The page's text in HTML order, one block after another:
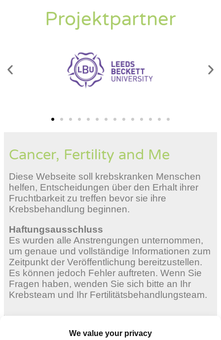
Projektpartner
Cancer, Fertility and Me
Diese Webseite soll krebskranken Menschen
helfen, Entscheidungen über den Erhalt ihrer
Fruchtbarkeit zu treffen bevor sie ihre
Krebsbehandlung beginnen.
Haftungsausschluss
Es wurden alle Anstrengungen unternommen,
um genaue und vollständige Informationen zum
Zeitpunkt der Veröffentlichung bereitzustellen.
Es können jedoch Fehler auftreten. Wenn Sie
Fragen haben, wenden Sie sich bitte an Ihr
Krebsteam und Ihr Fertilitätsbehandlungsteam.